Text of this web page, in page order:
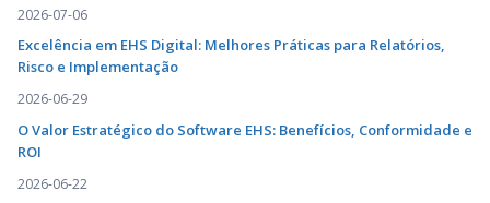
2026-07-06
Excelência em EHS Digital: Melhores Práticas para Relatórios,
Risco e Implementação
2026-06-29
O Valor Estratégico do Software EHS: Benefícios, Conformidade e
ROI
2026-06-22